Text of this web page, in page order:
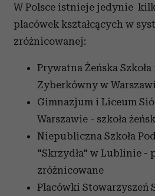
W Polsce istnieje jedynie
placówek kształcących w
zróżnicowanej:
Prywatna Żeńska
Zyberkówny w
Gimnazjum i Liceum
Warszawie - szkoła
Niepubliczna Szkoła
"Skrzydła" w Lublinie -
zróżnicowane
Placówki Stowarzyszeń